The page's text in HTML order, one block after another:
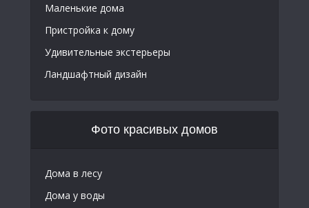
Маленькие дома
Пристройка к дому
Удивительные экстерьеры
Ландшафтный дизайн
Фото красивых домов
Дома в лесу
Дома у воды